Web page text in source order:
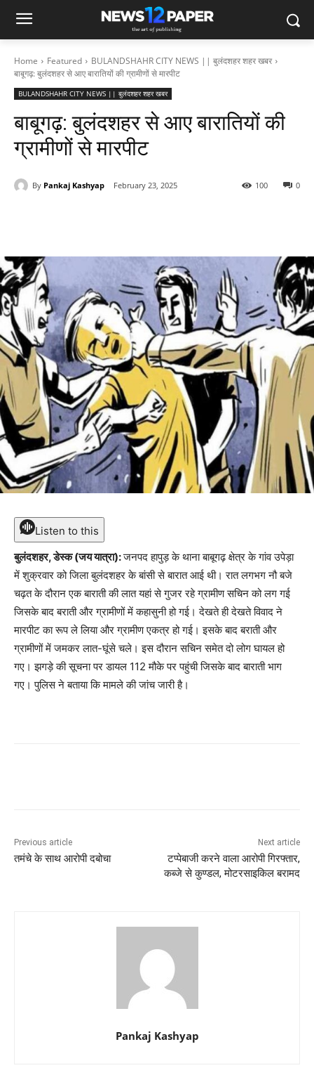
Home Featured
BULANDSHAHR CITY NEWS || बुलंदशहर शहर खबर
बाबूगढ़: बुलंदशहर से आए बारातियों की ग्रामीणों से मारपीट
BULANDSHAHR CITY NEWS || बुलंदशहर शहर खबर
बाबूगढ़: बुलंदशहर से आए बारातियों की
ग्रामीणों से मारपीट
By Pankaj Kashyap February 23, 2025 0
100
Listen to this
बुलंदशहर, डेस्क (जय यात्रा):जनपद हापुड़ के थाना बाबूगढ़ क्षेत्र के गांव उपेड़ा
में शुक्रवार को जिला बुलंदशहर के बांसी से बारात आई थी। रात लगभग नौ बजे
चढ़त के दौरान एक बाराती की लात यहां से गुजर रहे ग्रामीण सचिन को लग गई
जिसके बाद बराती और ग्रामीणों में कहासुनी हो गई। देखते ही देखते विवाद ने
मारपीट का रूप ले लिया और ग्रामीण एकत्र हो गई। इसके बाद बराती और
ग्रामीणों में जमकर लात-घूंसे चले। इस दौरान सचिन समेत दो लोग घायल हो
गए। झगड़े की सूचना पर डायल 112 मौके पर पहुंची जिसके बाद बाराती भाग
गए। पुलिस ने बताया कि मामले की जांच जारी है।
Previous article
तमंचे के साथ आरोपी दबोचा
Next article
टप्पेबाजी करने वाला आरोपी गिरफ्तार,
कब्जे से कुण्डल, मोटरसाइकिल बरामद
Pankaj Kashyap